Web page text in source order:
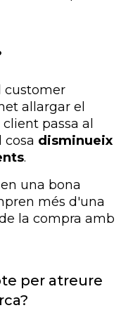
customer
allargar el
passa al
cosa disminueix
.
una bona
més d'una
la compra amb
per atreure